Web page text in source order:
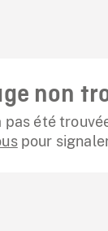
non
pas été
pour